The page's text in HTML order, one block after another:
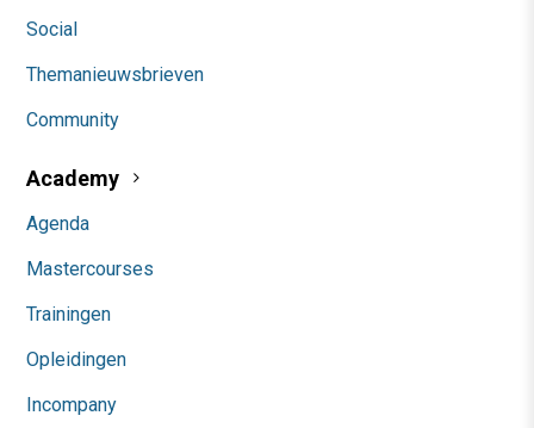
Social
Themanieuwsbrieven
Community
Academy
Agenda
Mastercourses
Trainingen
Opleidingen
Incompany